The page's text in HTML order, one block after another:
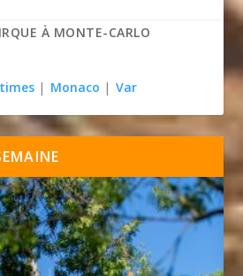
À MONTE-CARLO
| Monaco | Var